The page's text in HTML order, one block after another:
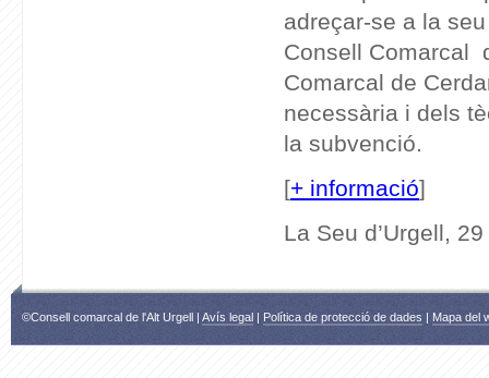
adreçar-se a la
Consell Comarcal
Comarcal de
necessària i dels
la subvenció.
[+ informació]
La Seu d’Urgell,
©Consell comarcal de l'Alt Urgell | Avís legal | Política de protecció de dades | Mapa del